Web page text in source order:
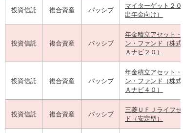
投資信託 複合資産 パッシブ
マイターゲット２
出年金向け）
投資信託 複合資産 パッシブ
年金積立アセット
ン・ファンド（株
Ａナビ２０）
投資信託 複合資産 パッシブ
年金積立アセット
ン・ファンド（株
Ａナビ４０）
投資信託 複合資産 パッシブ
三菱ＵＦＪライフ
ド（安定型）